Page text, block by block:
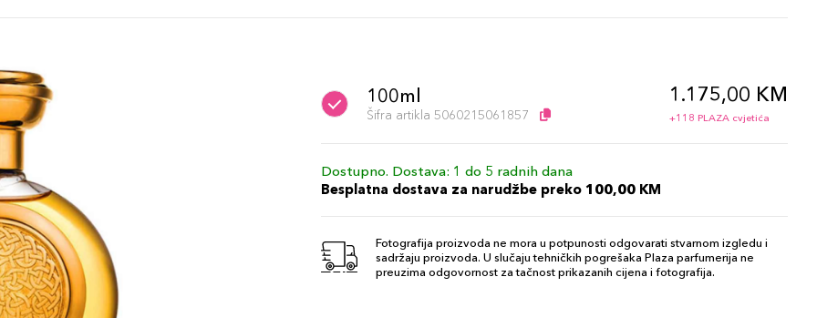
100ml
Šifra artikla 5060215061857
1.175,00 KM
+118 PLAZA cvjetića
Dostupno. Dostava: 1 do 5 radnih dana
Besplatna dostava za narudžbe preko 100,00 KM
Fotografija proizvoda ne mora u potpunosti odgovarati stvarnom izgledu i
sadržaju proizvoda. U slučaju tehničkih pogrešaka Plaza parfumerija ne
preuzima odgovornost za tačnost prikazanih cijena i fotografija.